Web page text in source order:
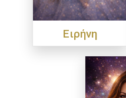
Ειρήνη